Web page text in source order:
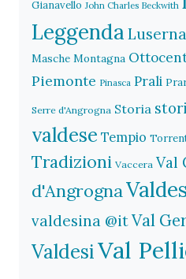
Gianavello John Charles Beckwith
Leggenda
Masche Montagna
Piemonte Pinasca Prali
Serre d'Angrogna Storia
valdese Tempio
Tradizioni Vaccera Val
d'Angrogna
valdesina @itVal
ValdesiVal